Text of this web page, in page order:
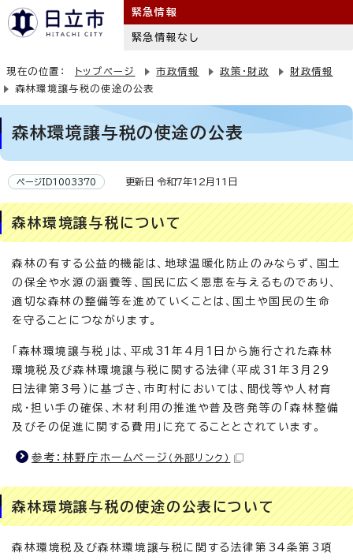
緊急情報
緊急情報なし
現在の位置： トップページ 市政情報 政策・財政
財政情報
森林環境譲与税の使途の公表
森林環境譲与税の使途の公表
ページID1003370 更新日 令和7年12月11日
森林環境譲与税について
森林の有する公益的機能は、地球温暖化防止のみならず、国土
の保全や水源の涵養等、国民に広く恩恵を与えるものであり、
適切な森林の整備等を進めていくことは、国土や国民の生命
を守ることにつながります。
「森林環境譲与税」は、平成31年4月1日から施行された森林
環境税及び森林環境譲与税に関する法律（平成31年3月29
日法律第3号）に基づき、市町村においては、間伐等や人材育
成・担い手の確保、木材利用の推進や普及啓発等の「森林整備
及びその促進に関する費用」に充てることとされています。
参考：林野庁ホームページ （外部リンク）
森林環境譲与税の使途の公表について
森林環境税及び森林環境譲与税に関する法律第34条第3項